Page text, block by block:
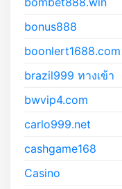
bonus888
boonlert1688.com
brazil999 ทางเข้า
bwvip4.com
carlo999.net
cashgame168
Casino